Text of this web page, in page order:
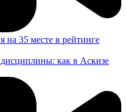
на 35 месте в рейтинге
как в Аскизе